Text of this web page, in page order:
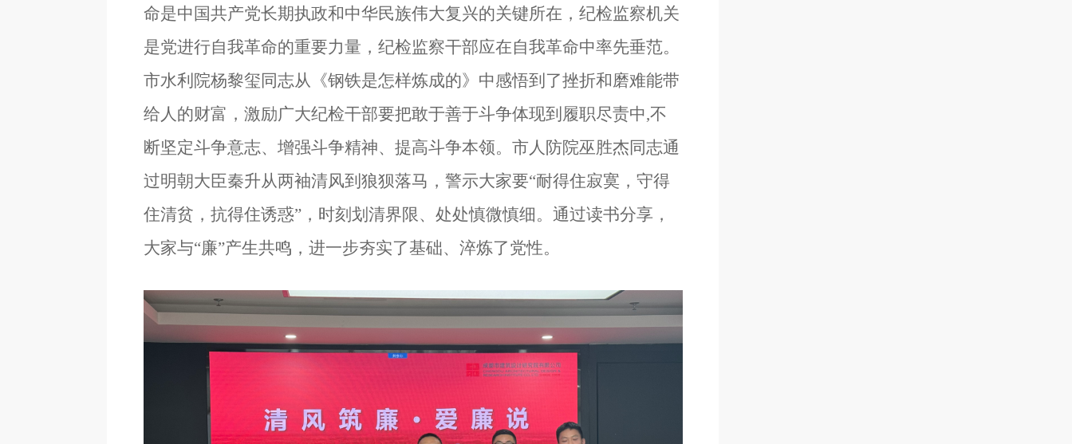
命是中国共产党长期执政和中华民族伟大复兴的关键所在，纪检监察机关
是党进行自我革命的重要力量，纪检监察干部应在自我革命中率先垂范。
市水利院杨黎玺同志从《钢铁是怎样炼成的》中感悟到了挫折和磨难能带
给人的财富，激励广大纪检干部要把敢于善于斗争体现到履职尽责中,不
断坚定斗争意志、增强斗争精神、提高斗争本领。市人防院巫胜杰同志通
过明朝大臣秦升从两袖清风到狼狈落马，警示大家要“耐得住寂寞，守得
住清贫，抗得住诱惑”，时刻划清界限、处处慎微慎细。 通过读书分享，
大家与“廉”产生共鸣，进一步夯实了基础、淬炼了党性。